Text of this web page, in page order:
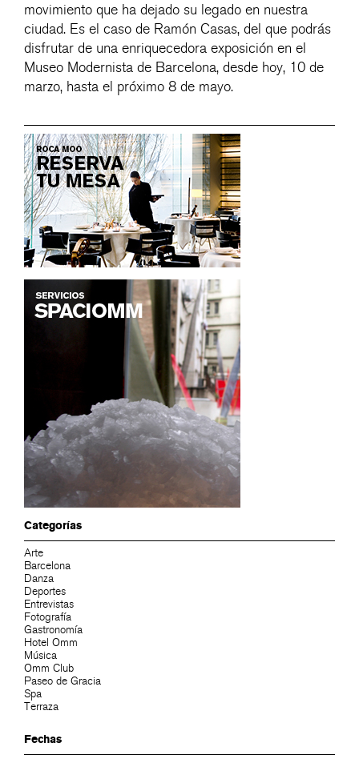
movimiento que ha dejado su legado en nuestra
ciudad. Es el caso de Ramón Casas, del que podrás
disfrutar de una enriquecedora exposición en el
Museo Modernista de Barcelona, desde hoy, 10 de
marzo, hasta el próximo 8 de mayo.
Categorías
Arte
Barcelona
Danza
Deportes
Entrevistas
Fotografía
Gastronomía
Hotel Omm
Música
Omm Club
Paseo de Gracia
Spa
Terraza
Fechas